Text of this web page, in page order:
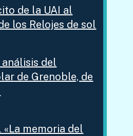
de la UAI al
los Relojes de sol
del
de Grenoble, de
memoria del